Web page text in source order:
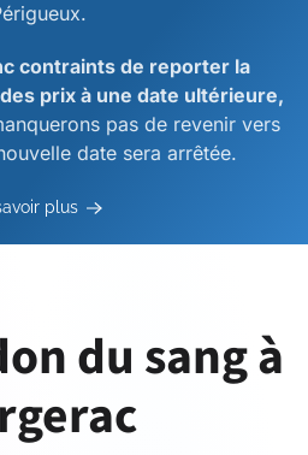
contraints de reporter la
prix à une date ultérieure,
pas de revenir vers
date sera arrêtée.
plus
du sang à